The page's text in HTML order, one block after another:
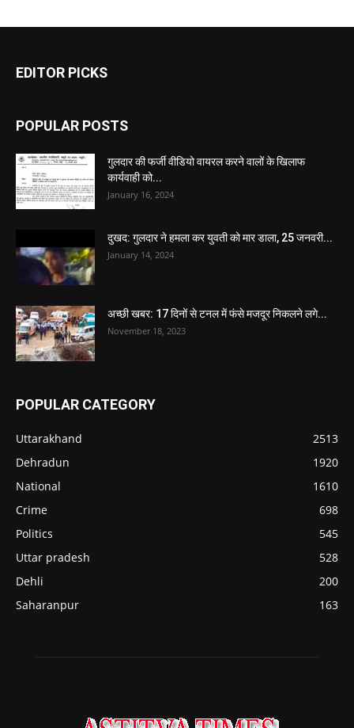
EDITOR PICKS
POPULAR POSTS
गुलदार की फर्जी वीडियो वायरल करने वालों के खिलाफ
कार्यवाही को...
January 16, 2024
दुखद: गुलदार ने हमला कर युवती को मार डाला, 25 जनवरी...
January 14, 2024
अच्छी खबर: 17 दिनों से टनल में फंसे मजदूर निकलने लगे...
November 18, 2023
POPULAR CATEGORY
Uttarakhand
2513
Dehradun
1920
National
1610
Crime
698
Politics
545
Uttar pradesh
528
Dehli
200
Saharanpur
163